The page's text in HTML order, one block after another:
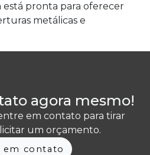
está pronta para oferecer
metálicas e
agora mesmo!
em contato para tirar
um orçamento.
em contato